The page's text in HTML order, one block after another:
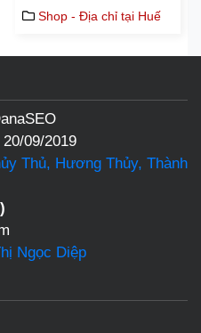
Shop - Địa chỉ tại Huế
09/2019
Thủ, Hương Thủy, Thành
)
Ngọc Diệp